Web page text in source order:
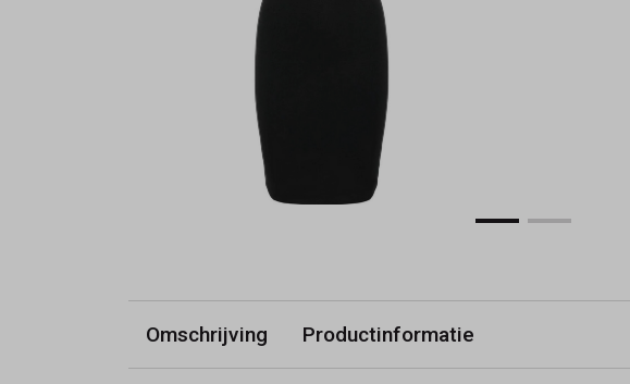
Omschrijving Productinformatie